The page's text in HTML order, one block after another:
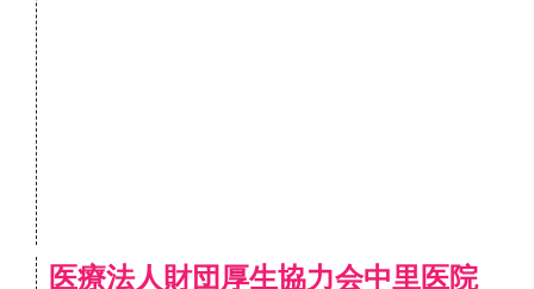
医療法人財団厚生協力会中里医院